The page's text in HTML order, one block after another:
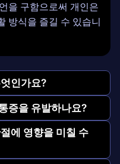
을 구함으로써 개인은
방식을 즐길 수 있습니
인가요?
증을 유발하나요?
에 영향을 미칠 수